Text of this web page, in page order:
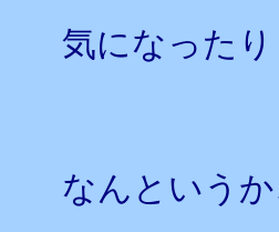
気になった
なんという